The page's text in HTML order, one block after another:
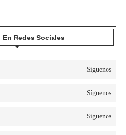
En Redes Sociales
Síguenos
Síguenos
Síguenos